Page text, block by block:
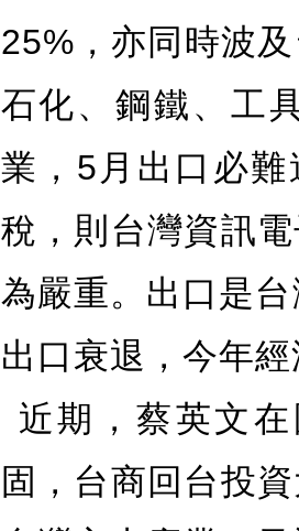
25% ，亦同時波
石化、鋼鐵、工
業， 5 月出口必
稅，則台灣資訊
為嚴重。出口是
出口衰退，今年
近期，蔡英文
固，台商回台投